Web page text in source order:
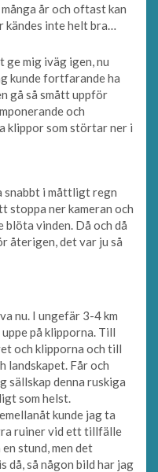
år och oftast kan
kändes inte helt bra…
mig iväg igen, nu
kunde fortfarande ha
gå så smått uppför
och
klippor som störtar ner i
snabbt i måttligt regn
stoppa ner kameran och
blöta vinden. Då och då
återigen, det var ju så
nu. I ungefär 3-4 km
på klipporna. Till
och klipporna och till
landskapet. Får och
sällskap denna ruskiga
som helst.
kunde jag ta
ruiner vid ett tillfälle
stund, men det
då, så någon bild har jag